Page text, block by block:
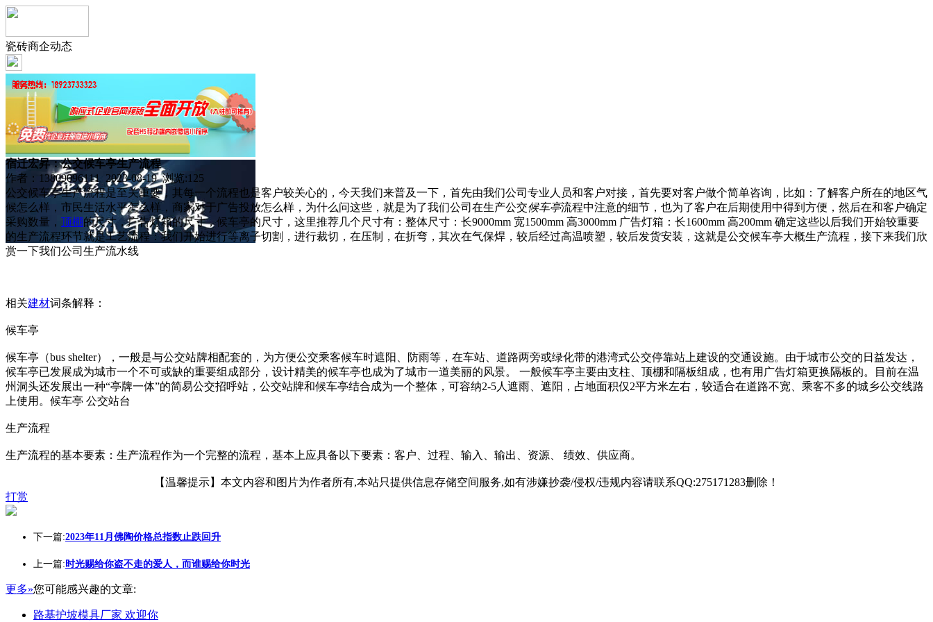
瓷砖商企动态
宿迁宏昇：公交候车亭生产流程
作者：13809096111 2023-08-19 浏览:125
公交候车亭生产流程是至关重要，其每一个流程也是客户较关心的，今天我们来普及一下，首先由我们公司专业人员和客户对接，首先要对客户做个简单咨询，比如：了解客户所在的地区气
候怎么样，市民生活水平怎么样，商家对于广告投放怎么样，为什么问这些，就是为了我们公司在生产公交候车亭流程中注意的细节，也为了客户在后期使用中得到方便，然后在和客户确定
采购数量， 顶棚的尺寸，广告灯箱的尺寸，候车亭的尺寸，这里推荐几个尺寸有：整体尺寸：长9000mm 宽1500mm 高3000mm 广告灯箱：长1600mm 高200mm 确定这些以后我们开始较重要
的生产流程环节就是工艺流程：我们开始进行等离子切割，进行裁切，在压制，在折弯，其次在气保焊，较后经过高温喷塑，较后发货安装，这就是公交候车亭大概生产流程，接下来我们欣
赏一下我们公司生产流水线
相关建材词条解释：
候车亭
候车亭（bus shelter），一般是与公交站牌相配套的，为方便公交乘客候车时遮阳、防雨等，在车站、道路两旁或绿化带的港湾式公交停靠站上建设的交通设施。由于城市公交的日益发达，
候车亭已发展成为城市一个不可或缺的重要组成部分，设计精美的候车亭也成为了城市一道美丽的风景。 一般候车亭主要由支柱、顶棚和隔板组成，也有用广告灯箱更换隔板的。目前在温
州洞头还发展出一种“亭牌一体”的简易公交招呼站，公交站牌和候车亭结合成为一个整体，可容纳2-5人遮雨、遮阳，占地面积仅2平方米左右，较适合在道路不宽、乘客不多的城乡公交线路
上使用。候车亭 公交站台
生产流程
生产流程的基本要素：生产流程作为一个完整的流程，基本上应具备以下要素：客户、过程、输入、输出、资源、 绩效、供应商。
【温馨提示】本文内容和图片为作者所有,本站只提供信息存储空间服务,如有涉嫌抄袭/侵权/违规内容请联系QQ:275171283删除！
打赏
下一篇:2023年11月佛陶价格总指数止跌回升
上一篇:时光赐给你盗不走的爱人，而谁赐给你时光
更多»您可能感兴趣的文章:
路基护坡模具厂家 欢迎你